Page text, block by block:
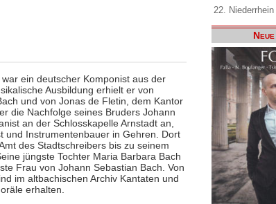
war ein deutscher Komponist aus der
Ausbildung erhielt er von
und von Jonas de Fletin, dem Kantor
die Nachfolge seines Bruders Johann
an der Schlosskapelle Arnstadt an,
und Instrumentenbauer in Gehren. Dort
des Stadtschreibers bis zu seinem
jüngste Tochter Maria Barbara Bach
Frau von Johann Sebastian Bach. Von
im altbachischen Archiv Kantaten und
erhalten.
22.